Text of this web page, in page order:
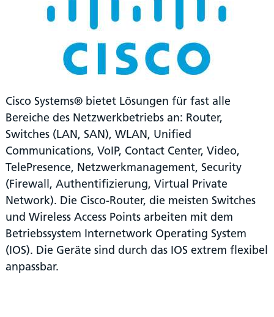
Cisco Systems® bietet Lösungen für fast alle
Bereiche des Netzwerkbetriebs an: Router,
Switches (LAN, SAN), WLAN, Unified
Communications, VoIP, Contact Center, Video,
TelePresence, Netzwerkmanagement, Security
(Firewall, Authentifizierung, Virtual Private
Network). Die Cisco-Router, die meisten Switches
und Wireless Access Points arbeiten mit dem
Betriebssystem Internetwork Operating System
(IOS). Die Geräte sind durch das IOS extrem flexibel
anpassbar.